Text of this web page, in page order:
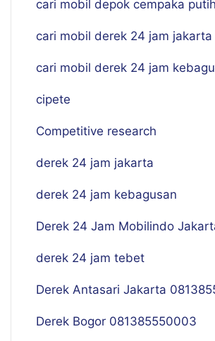
cari mobil depok cempaka putih
cari mobil derek 24 jam jakarta
cari mobil derek 24 jam
cipete
Competitive research
derek 24 jam jakarta
derek 24 jam kebagusan
Derek 24 Jam Mobilindo
derek 24 jam tebet
Derek Antasari Jakarta
Derek Bogor 081385550003